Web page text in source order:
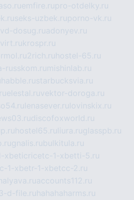
emfire.rupro-otdelky.ru
seks-uzbek.ruporno-vk.ru
vd-dosug.ruadonyev.ru
krospr.ru
2rich.ru hostel-65.ru
russkom.ru mishinlab.ru
habble.rustarbucksvia.ru
elestal.ruvektor-doroga.ru
lenasever.ru lovinskix.ru
discofoxworld.ru
hostel65.ru liura.ruglasspb.ru
gnalis.rubulkitula.ru
xbeticricetc-1-xbetti-5.ru
1-xbetr-1-xbetcc-2.ru
accounts112.ru
3-d-file.ru hahahaharms.ru